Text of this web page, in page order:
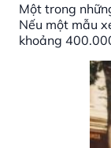
Một trong
Nếu một mẫu
khoảng